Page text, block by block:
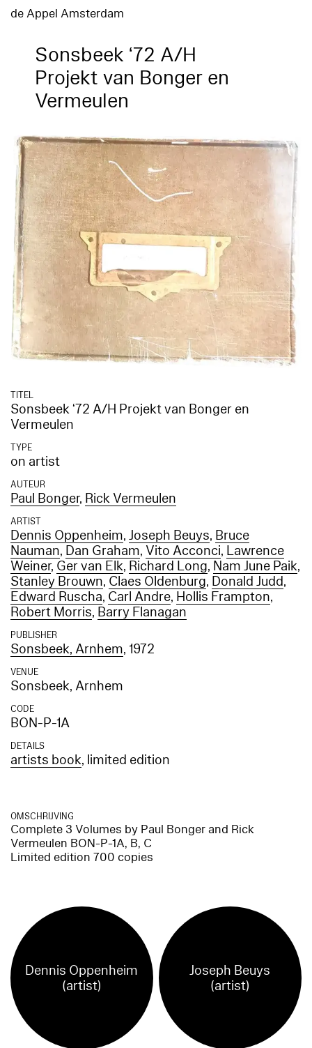
de Appel Amsterdam
Sonsbeek ‘72 A/H
Projekt van Bonger en
Vermeulen
TITEL
Sonsbeek ‘72 A/H Projekt van Bonger en
Vermeulen
TYPE
on artist
AUTEUR
Paul Bonger, Rick Vermeulen
ARTIST
Dennis Oppenheim,Joseph Beuys, Bruce
Nauman, Dan Graham, Vito Acconci, Lawrence
Weiner, Ger van Elk, Richard Long, Nam June Paik,
Stanley Brouwn, Claes Oldenburg, Donald Judd,
Edward Ruscha, Carl Andre, Hollis Frampton,
Robert Morris, Barry Flanagan
PUBLISHER
Sonsbeek, Arnhem, 1972
VENUE
Sonsbeek, Arnhem
CODE
BON-P-1A
DETAILS
artists book, limited edition
OMSCHRIJVING
Complete 3 Volumes by Paul Bonger and Rick
Vermeulen BON-P-1A, B, C
Limited edition 700 copies
Dennis Oppenheim
(artist)
Joseph Beuys
(artist)